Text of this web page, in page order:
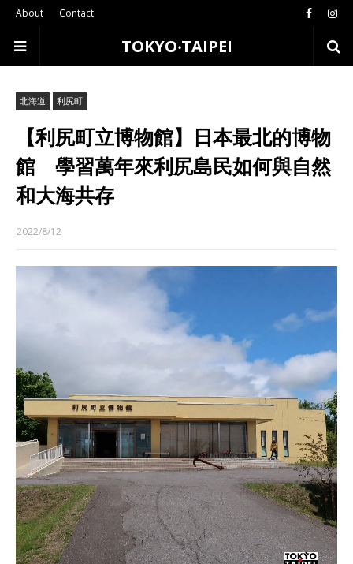
About Contact
TOKYO‧TAIPEI
北海道 利尻町
【利尻町立博物館】日本最北的博物
館 學習萬年來利尻島民如何與自然
和大海共存
2022/8/12